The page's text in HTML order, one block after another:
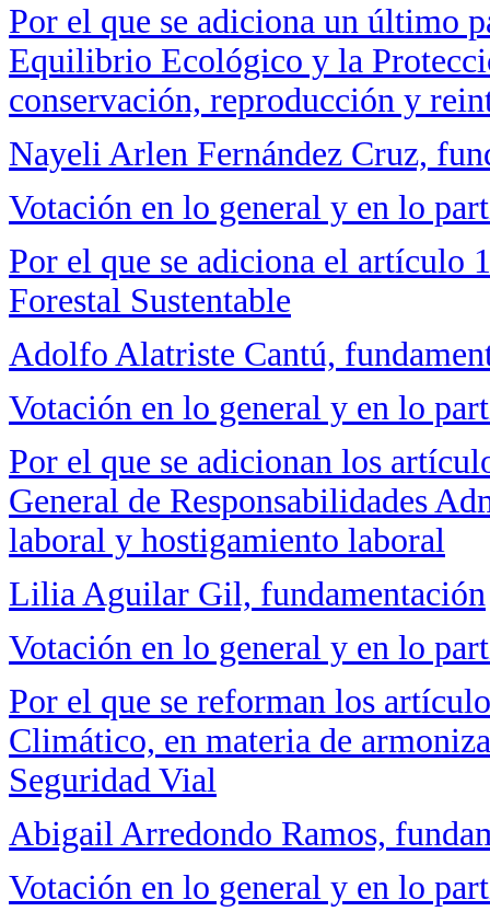
Por el que se adiciona un último
Equilibrio Ecológico y la
conservación, reproducción y
Nayeli Arlen Fernández Cruz,
Votación en lo general y en lo
Por el que se adiciona el artículo
Forestal Sustentable
Adolfo Alatriste Cantú,
Votación en lo general y en lo
Por el que se adicionan los
General de Responsabilidades
laboral y hostigamiento laboral
Lilia Aguilar Gil, fundamentación
Votación en lo general y en lo
Por el que se reforman los
Climático, en materia de
Seguridad Vial
Abigail Arredondo Ramos,
Votación en lo general y en lo